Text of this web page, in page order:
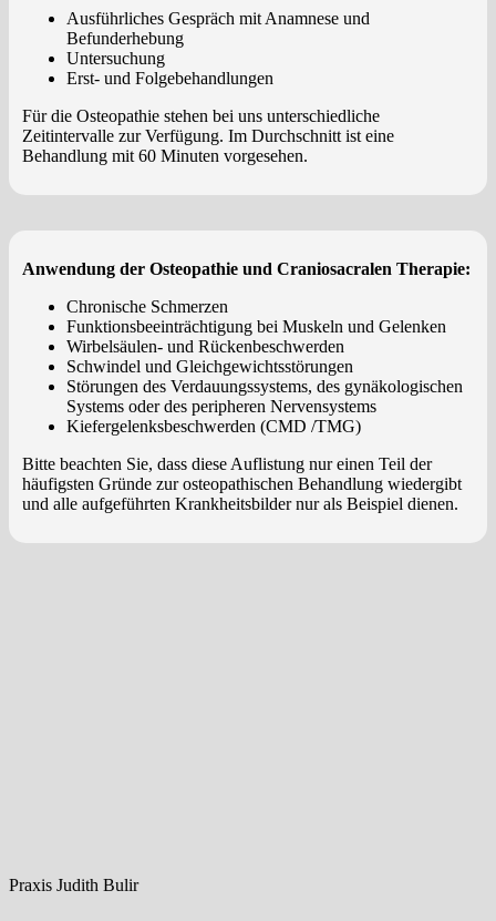
Ausführliches Gespräch mit Anamnese und
Befunderhebung
Untersuchung
Erst- und Folgebehandlungen
Für die Osteopathie stehen bei uns unterschiedliche
Zeitintervalle zur Verfügung. Im Durchschnitt ist eine
Behandlung mit 60 Minuten vorgesehen.
Anwendung der Osteopathie und Craniosacralen Therapie:
Chronische Schmerzen
Funktionsbeeinträchtigung bei Muskeln und Gelenken
Wirbelsäulen- und Rückenbeschwerden
Schwindel und Gleichgewichtsstörungen
Störungen des Verdauungssystems, des gynäkologischen
Systems oder des peripheren Nervensystems
Kiefergelenksbeschwerden (CMD /TMG)
Bitte beachten Sie, dass diese Auflistung nur einen Teil der
häufigsten Gründe zur osteopathischen Behandlung wiedergibt
und alle aufgeführten Krankheitsbilder nur als Beispiel dienen.
Praxis Judith Bulir